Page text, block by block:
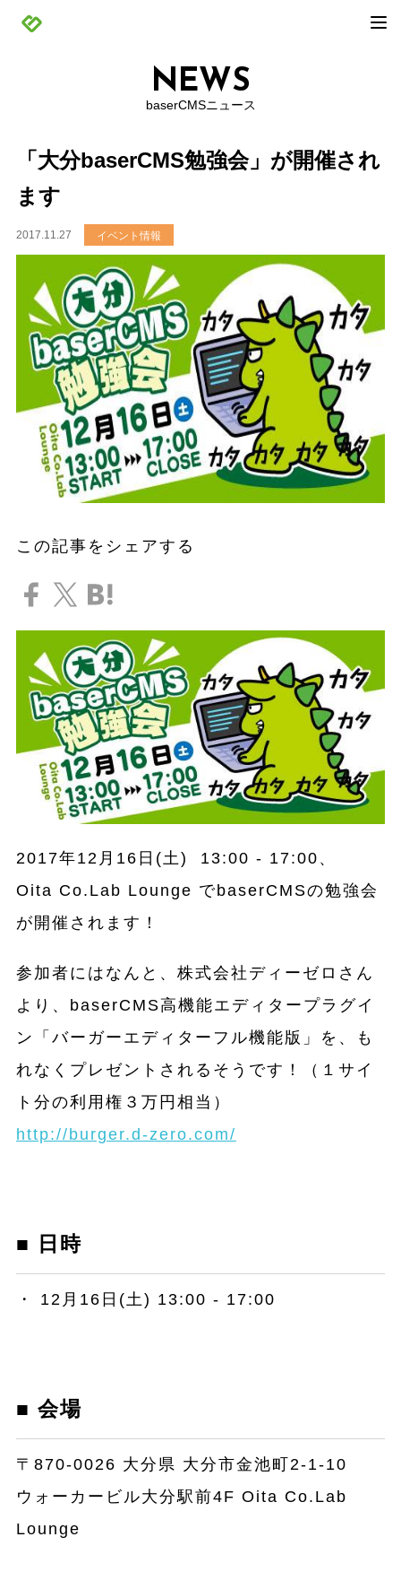
NEWS
baserCMSニュース
「大分baserCMS勉強会」が開催され
ます
2017.11.27 イベント情報
この記事をシェアする
2017年12月16日(土) 13:00 - 17:00 、
Oita Co.Lab Lounge でbaserCMSの勉強会
が開催されます！
参加者にはなんと、 株式会社ディーゼロさん
より、baserCMS高機能エディタープラグイ
ン「バーガーエディターフル機能版」を、も
れなくプレゼントされるそうです！（１サイ
ト分の利用権３万円相当）
http://burger.d-zero.com/
■ 日時
・ 12月16日(土) 13:00 - 17:00
■ 会場
〒870-0026 大分県 大分市金池町2-1-10
ウォーカービル大分駅前4F Oita Co.Lab
Lounge